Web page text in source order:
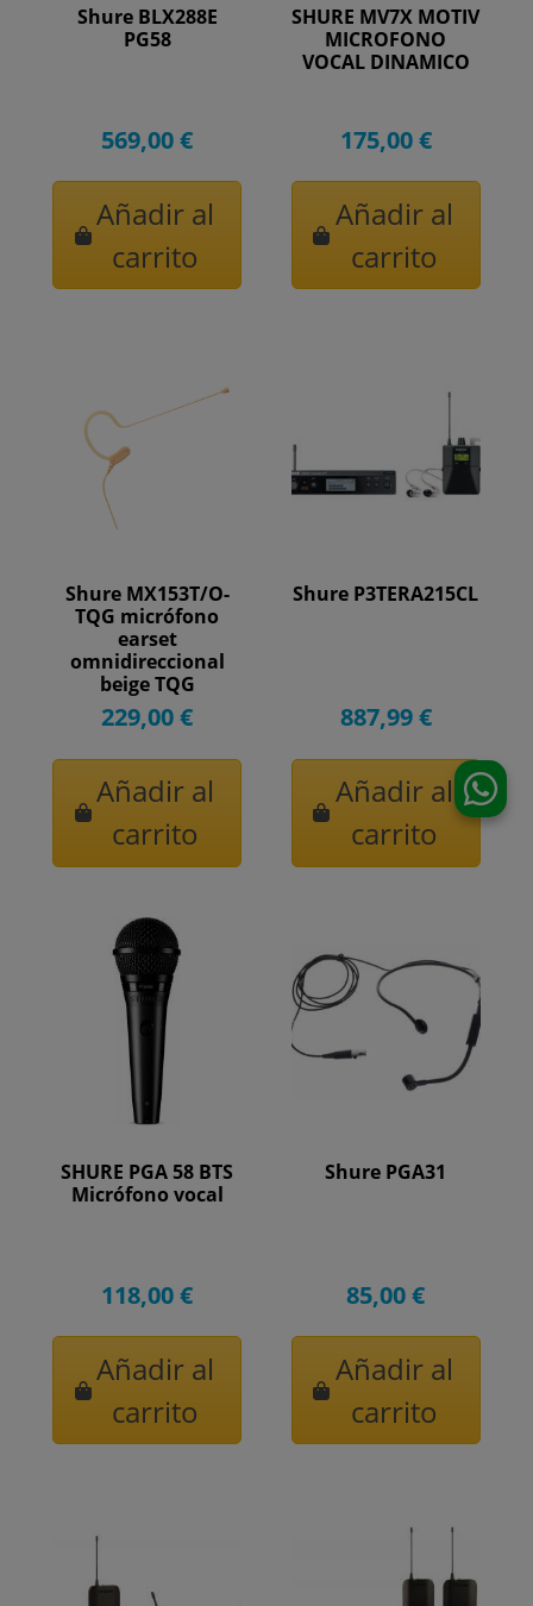
Shure BLX288E
PG58
569,00 €
Añadir al
carrito
SHURE MV7X MOTIV
MICROFONO
VOCAL DINAMICO
175,00 €
Añadir al
carrito
Shure MX153T/O-
TQG micrófono
earset
omnidireccional
beige TQG
229,00 €
Añadir al
carrito
Shure P3TERA215CL
887,99 €
Añadir al
carrito
SHURE PGA 58 BTS
Micrófono vocal
118,00 €
Añadir al
carrito
Shure PGA31
85,00 €
Añadir al
carrito